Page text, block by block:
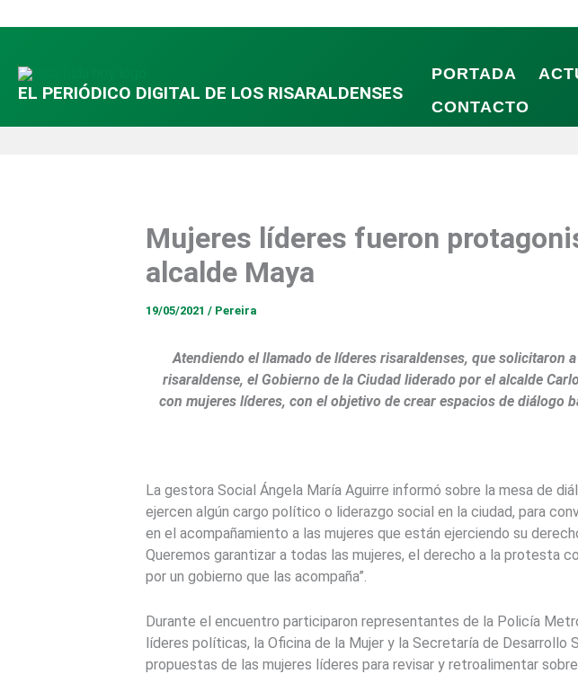
al
EL PERIÓDICO DIGITAL DE LOS RISARALDENSES
PORTADA
CONTACTO
Mujeres líderes fueron
alcalde Maya
19/05/2021 / Pereira
Atendiendo el llamado de líderes risaraldenses, que solicitaron
risaraldense, el Gobierno de la Ciudad liderado por el alcalde
con mujeres líderes, con el objetivo de crear espacios de diálogo
La gestora Social Ángela María Aguirre informó sobre la mesa de
ejercen algún cargo político o liderazgo social en la ciudad, para
en el acompañamiento a las mujeres que están ejerciendo su
Queremos garantizar a todas las mujeres, el derecho a la protesta
por un gobierno que las acompaña”.
Durante el encuentro participaron representantes de la Policía
líderes políticas, la Oficina de la Mujer y la Secretaría de
propuestas de las mujeres líderes para revisar y retroalimentar